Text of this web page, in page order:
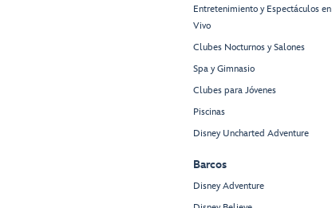
Entretenimiento y Espectáculos en
Vivo
Clubes Nocturnos y Salones
Spa y Gimnasio
Clubes para Jóvenes
Piscinas
Disney Uncharted Adventure
Barcos
Disney Adventure